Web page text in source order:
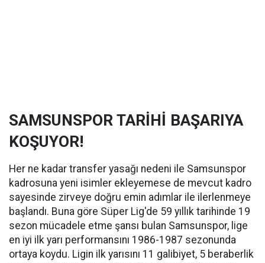
SAMSUNSPOR TARİHİ BAŞARIYA
KOŞUYOR!
Her ne kadar transfer yasağı nedeni ile Samsunspor
kadrosuna yeni isimler ekleyemese de mevcut kadro
sayesinde zirveye doğru emin adımlar ile ilerlenmeye
başlandı. Buna göre Süper Lig'de 59 yıllık tarihinde 19
sezon mücadele etme şansı bulan Samsunspor, lige
en iyi ilk yarı performansını 1986-1987 sezonunda
ortaya koydu. Ligin ilk yarısını 11 galibiyet, 5 beraberlik